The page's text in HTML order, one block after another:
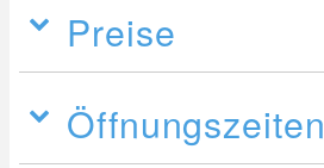
Preise
Öffnungszeiten